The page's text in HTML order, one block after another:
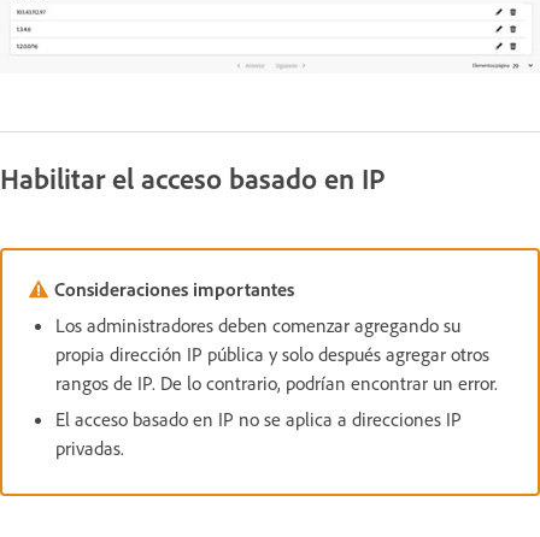
Habilitar el acceso basado en IP
Consideraciones importantes
Los administradores deben comenzar agregando su
propia dirección IP pública y solo después agregar otros
rangos de IP. De lo contrario, podrían encontrar un error.
El acceso basado en IP no se aplica a direcciones IP
privadas.